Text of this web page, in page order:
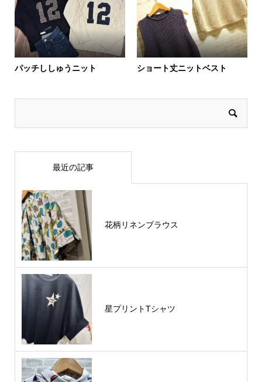
パッチししゅうニット ショート丈ニットベスト
最近の記事
花柄リネンブラウス
星プリントTシャツ